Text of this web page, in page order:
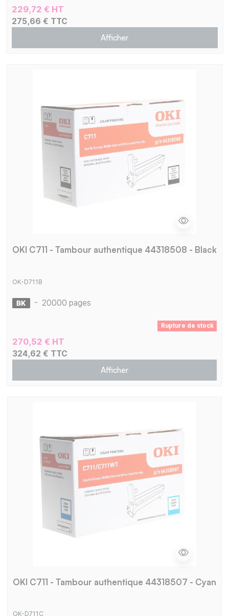
229,72 € HT
275,66 € TTC
Afficher
OKI C711 - Tambour authentique 44318508 - Black
OK-D711B
- 20000 pages
Rupture de stock
270,52 € HT
324,62 € TTC
Afficher
OKI C711 - Tambour authentique 44318507 - Cyan
OK-D711C